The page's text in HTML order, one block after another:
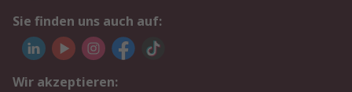
Sie finden uns auch auf:
Wir akzeptieren: